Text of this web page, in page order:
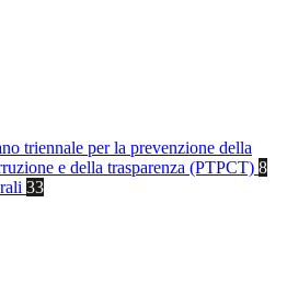
triennale per la prevenzione della
e della trasparenza (PTPCT) 8
33